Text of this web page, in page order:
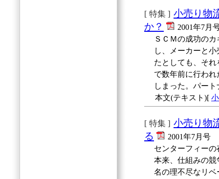
[ 特集 ] 小売り物
か？
2001年7月
ＳＣＭの成功の
し、メーカーと
たとしても、そ
で数年前に行わ
しまった。パー
本文(テキスト)[
[ 特集 ] 小売り物
る
2001年7月号
センターフィー
本来、仕組みの
名の理不尽なリ